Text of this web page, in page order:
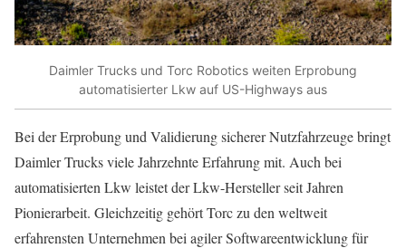
Daimler Trucks und Torc Robotics weiten Erprobung
automatisierter Lkw auf US-Highways aus
Bei der Erprobung und Validierung sicherer Nutzfahrzeuge bringt
Daimler Trucks viele Jahrzehnte Erfahrung mit. Auch bei
automatisierten Lkw leistet der Lkw-Hersteller seit Jahren
Pionierarbeit. Gleichzeitig gehört Torc zu den weltweit
erfahrensten Unternehmen bei agiler Softwareentwicklung für